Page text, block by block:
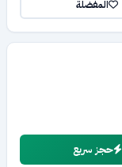
المفضلة
حجز سريع